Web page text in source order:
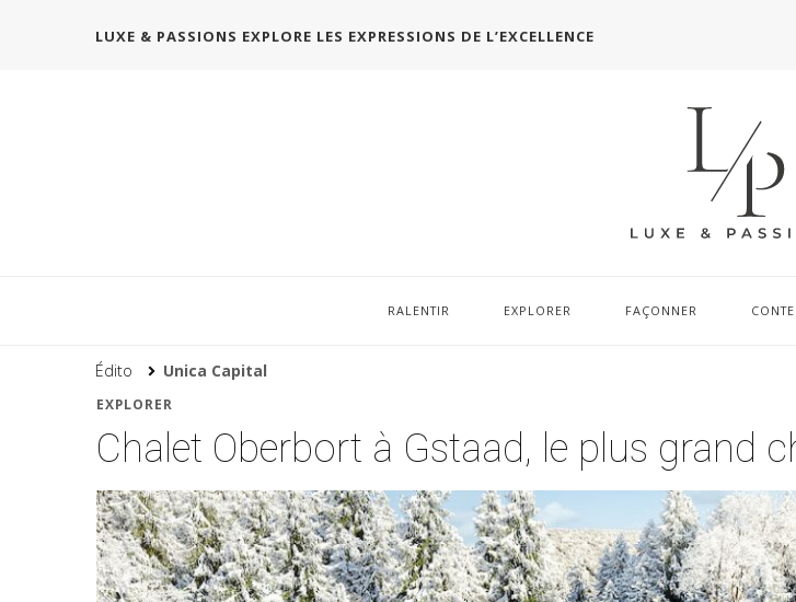
LUXE & PASSIONS EXPLORE LES EXPRESSIONS DE L’EXCELLENCE
RALENTIR EXPLORER FAÇONNER
Édito Unica Capital
EXPLORER
Chalet Oberbort à Gstaad, le plus grand